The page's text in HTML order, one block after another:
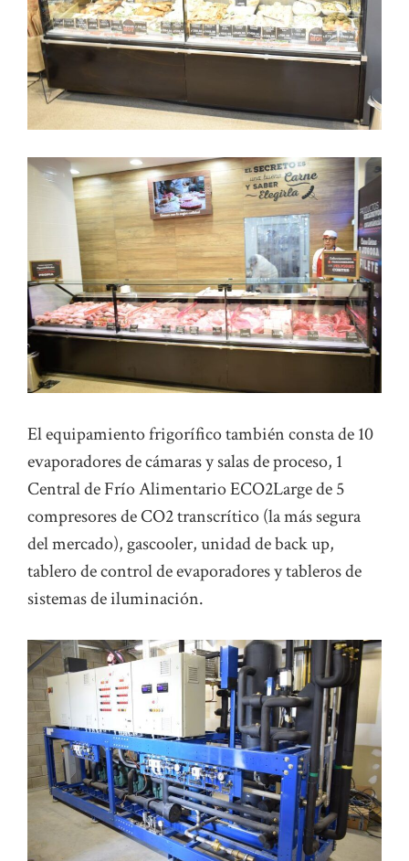
El equipamiento frigorífico también consta de 10
evaporadores de cámaras y salas de proceso, 1
Central de Frío Alimentario ECO2Large de 5
compresores de CO2 transcrítico (la más segura
del mercado), gascooler, unidad de back up,
tablero de control de evaporadores y tableros de
sistemas de iluminación.